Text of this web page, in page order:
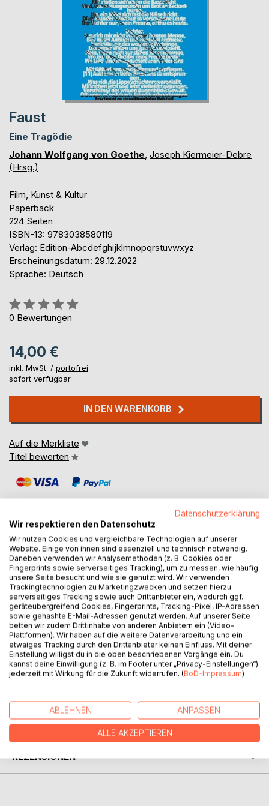
Faust
Eine Tragödie
Johann Wolfgang von Goethe, Joseph Kiermeier-Debre
(Hrsg.)
Film, Kunst & Kultur
Paperback
224 Seiten
ISBN-13: 9783038580119
Verlag: Edition-Abcdefghijklmnopqrstuvwxyz
Erscheinungsdatum: 29.12.2022
Sprache: Deutsch
Bewertung::
0%
0 Bewertungen
14,00 €
inkl. MwSt. / portofrei
sofort verfügbar
IN DEN WARENKORB
Auf die Merkliste
Titel bewerten
BESCHREIBUNG
Johann Wolfgang von Goethe: Faust. Eine Tragödie. Der
Nachdruck des Textes in der «Bibliothek der
Erstausgaben» folgt originalgetreu in Orthographie und
Interpunktion der Erstausgabe von 1808. Die
Originalpaginierung wird im fortlaufenden Text vermerkt.
Der Anhang (Textgestalt, Glossar, Zeittafel, Nachwort) gibt
Auskunft zu Leben und Werk.
PRESSESTIMMEN
REZENSIONEN
Datenschutzerklärung
Wir respektieren den Datenschutz
Wir nutzen Cookies und vergleichbare Technologien auf unserer
Website. Einige von ihnen sind essenziell und technisch notwendig.
Daneben verwenden wir Analysemethoden (z. B. Cookies oder
Fingerprints sowie serverseitiges Tracking), um zu messen, wie häufig
unsere Seite besucht und wie sie genutzt wird. Wir verwenden
Trackingtechnologien zu Marketingzwecken und setzen hierzu
serverseitiges Tracking sowie auch Drittanbieter ein, wodurch ggf.
geräteübergreifend Cookies, Fingerprints, Tracking-Pixel, IP-Adressen
sowie gehashte E-Mail-Adressen genutzt werden. Auf unserer Seite
betten wir zudem Drittinhalte von anderen Anbietern ein (Video-
Plattformen). Wir haben auf die weitere Datenverarbeitung und ein
etwaiges Tracking durch den Drittanbieter keinen Einfluss. Mit deiner
Einstellung willigst du in die oben beschriebenen Vorgänge ein. Du
kannst deine Einwilligung (z. B. im Footer unter „Privacy-Einstellungen“)
jederzeit mit Wirkung für die Zukunft widerrufen. (BoD-Impressum)
ABLEHNEN ANPASSEN
ALLE AKZEPTIEREN